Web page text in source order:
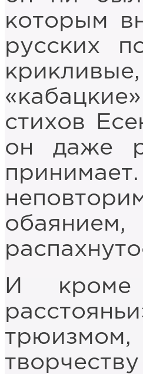
которым
русских
стихов
он даже
И кроме